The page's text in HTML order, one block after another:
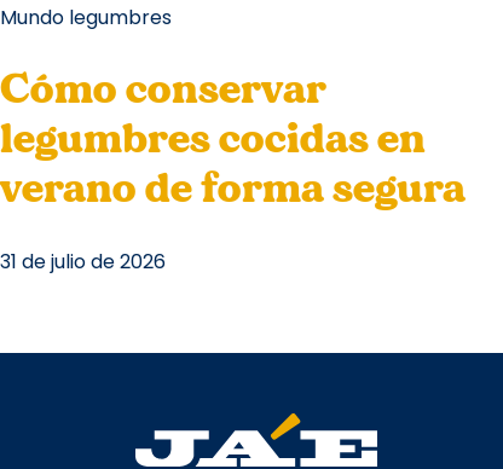
Mundo legumbres
Cómo conservar
legumbres cocidas en
verano de forma segura
31 de julio de 2026